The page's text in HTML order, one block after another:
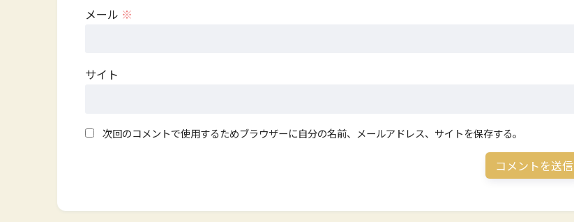
メール ※
サイト
次回のコメントで使用するためブラウザーに自分の名前、メールアドレス、サイトを保存する。